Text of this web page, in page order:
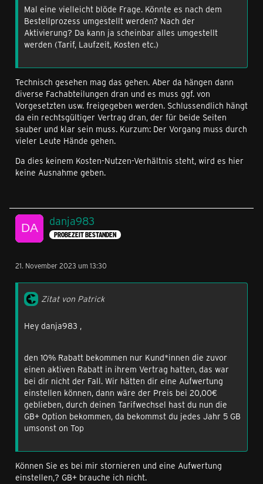
Mal eine vielleicht blöde Frage. Könnte es nach dem
Bestellprozess umgestellt werden? Nach der
Aktivierung? Da kann ja scheinbar alles umgestellt
werden (Tarif, Laufzeit, Kosten etc.)
Technisch gesehen mag das gehen. Aber da hängen dann
diverse Fachabteilungen dran und es muss ggf. von
Vorgesetzten usw. freigegeben werden. Schlussendlich hängt
da ein rechtsgültiger Vertrag dran, der für beide Seiten
sauber und klar sein muss. Kurzum: Der Vorgang muss durch
vieler Leute Hände gehen.
Da dies keinem Kosten-Nutzen-Verhältnis steht, wird es hier
keine Ausnahme geben.
danja983
PROBEZEIT BESTANDEN
21. November 2023 um 13:30
Zitat von Patrick
Hey danja983 ,
den 10% Rabatt bekommen nur Kund*innen die zuvor
einen aktiven Rabatt in ihrem Vertrag hatten, das war
bei dir nicht der Fall. Wir hätten dir eine Aufwertung
einstellen können, dann wäre der Preis bei 20,00€
geblieben, durch deinen Tarifwechsel hast du nun die
GB+ Option bekommen, da bekommst du jedes Jahr 5 GB
umsonst on Top
Können Sie es bei mir stornieren und eine Aufwertung
einstellen,? GB+ brauche ich nicht.